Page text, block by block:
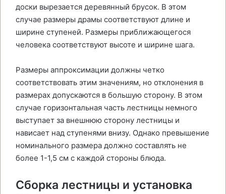
доски вырезается деревянный брусок. В этом
случае размеры драмы соответствуют длине и
ширине ступеней. Размеры приближающегося
человека соответствуют высоте и ширине шага.
Размеры аппроксимации должны четко
соответствовать этим значениям, но отклонения в
размерах допускаются в большую сторону. В этом
случае горизонтальная часть лестницы немного
выступает за внешнюю сторону лестницы и
нависает над ступенями внизу. Однако превышение
номинального размера должно составлять не
более 1-1,5 см с каждой стороны блюда.
Сборка лестницы и установка